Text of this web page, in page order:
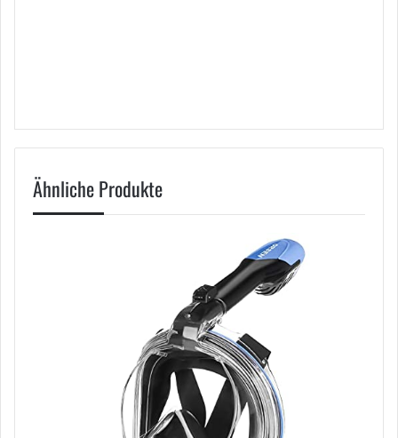
Ähnliche Produkte